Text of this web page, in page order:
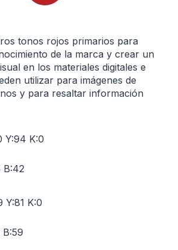
tonos rojos primarios para
de la marca y crear un
en los materiales digitales e
utilizar para imágenes de
y para resaltar información
Y:94 K:0
B:42
Y:81 K:0
B:59